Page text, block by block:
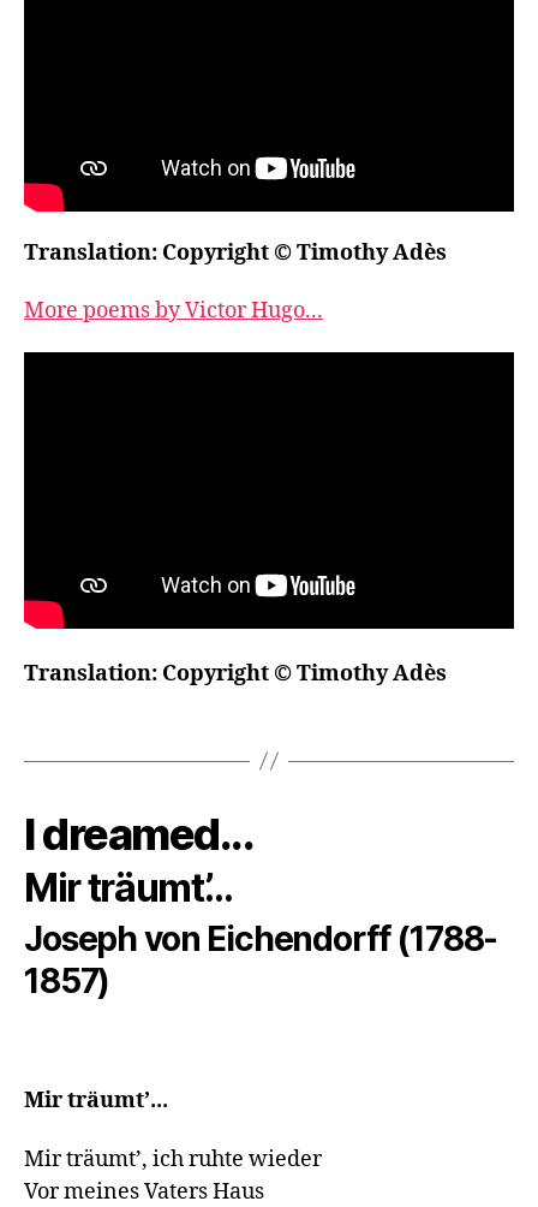
Translation: Copyright © Timothy Adès
More poems by Victor Hugo...
Translation: Copyright © Timothy Adès
I dreamed...
Mir träumt’...
Joseph von Eichendorff (1788-
1857)
Mir träumt’...
Mir träumt’, ich ruhte wieder
Vor meines Vaters Haus